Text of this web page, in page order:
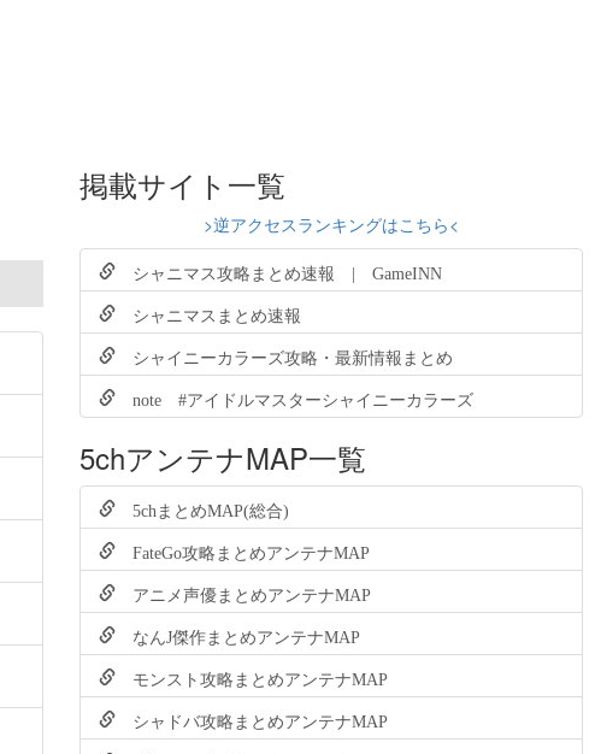
掲載サイト一覧
>逆アクセスランキングはこちら<
シャニマス攻略まとめ速報 | GameINN
シャニマスまとめ速報
シャイニーカラーズ攻略・最新情報まとめ
note #アイドルマスターシャイニーカラーズ
5chアンテナMAP一覧
5chまとめMAP(総合)
FateGo攻略まとめアンテナMAP
アニメ声優まとめアンテナMAP
なんJ傑作まとめアンテナMAP
モンスト攻略まとめアンテナMAP
シャドバ攻略まとめアンテナMAP